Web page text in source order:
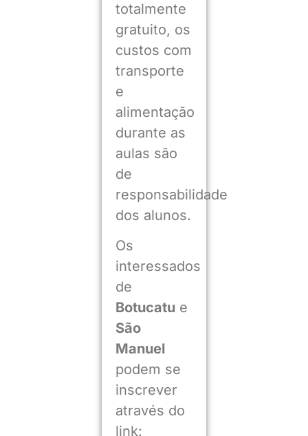
totalmente
gratuito, os
custos com
transporte
e
alimentação
durante as
aulas são
de
responsabilidade
dos alunos.
Os
interessados
de
Botucatue
São
Manuel
podem se
inscrever
através do
link: